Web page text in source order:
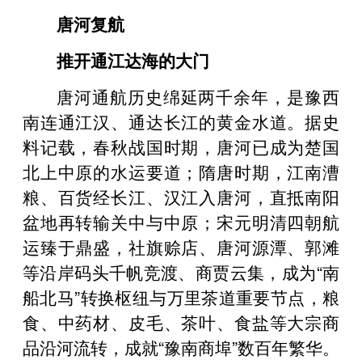
唐河复航
推开通江达海的大门
唐河通航历史绵延两千余年，是豫西
南连通江汉、通达长江的黄金水道。据史
料记载，春秋战国时期，唐河已成为楚国
北上中原的水运要道；隋唐时期，江南漕
粮、百货经长江、汉江入唐河，直抵南阳
盆地再转输关中与中原；宋元明清四朝航
运臻于鼎盛，社旗赊店、唐河源潭、郭滩
等沿岸码头千帆竞渡、商贾云集，成为“南
船北马”转换枢纽与万里茶道重要节点，粮
食、中药材、皮毛、茶叶、食盐等大宗商
品沿河流转，成就“豫南商埠”数百年繁华。